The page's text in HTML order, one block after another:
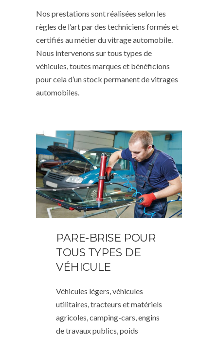
Nos prestations sont réalisées selon les
règles de l’art par des techniciens formés et
certifiés au métier du vitrage automobile.
Nous intervenons sur tous types de
véhicules, toutes marques et bénéficions
pour cela d’un stock permanent de vitrages
automobiles.
PARE-BRISE POUR
TOUS TYPES DE
VÉHICULE
Véhicules légers, véhicules
utilitaires, tracteurs et matériels
agricoles, camping-cars, engins
de travaux publics, poids